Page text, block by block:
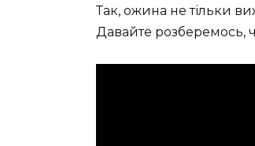
Так, ожина не тільки
Давайте розберемось,